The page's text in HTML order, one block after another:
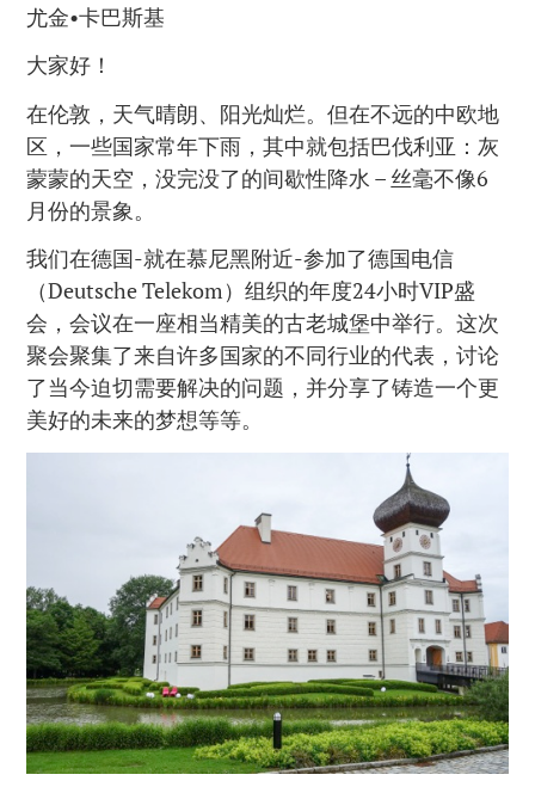
尤金•卡巴斯基
大家好！
在伦敦，天气晴朗、阳光灿烂。但在不远的中欧地
区，一些国家常年下雨，其中就包括巴伐利亚：灰
蒙蒙的天空，没完没了的间歇性降水 – 丝毫不像6
月份的景象。
我们在德国-就在慕尼黑附近-参加了德国电信
（Deutsche Telekom）组织的年度24小时VIP盛
会，会议在一座相当精美的古老城堡中举行。这次
聚会聚集了来自许多国家的不同行业的代表，讨论
了当今迫切需要解决的问题，并分享了铸造一个更
美好的未来的梦想等等。